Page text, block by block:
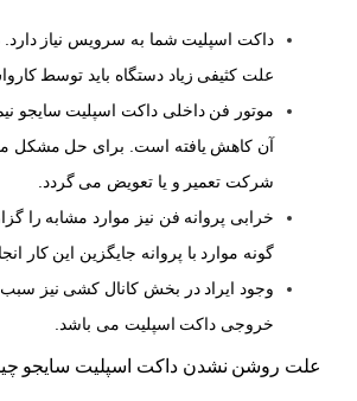
داکت اسپلیت شما به سرویس نیاز دارد.
علت کثیفی زیاد دستگاه باید توسط
موتور فن داخلی داکت اسپلیت سایجو
آن کاهش یافته است. برای حل مشکل
شرکت تعمیر و یا تعویض می گردد.
خرابی پروانه فن نیز موارد مشابه را
گونه موارد با پروانه جایگزین این کار
وجود ایراد در بخش کانال کشی نیز
خروجی داکت اسپلیت می باشد.
علت روشن نشدن داکت اسپلیت سایجو